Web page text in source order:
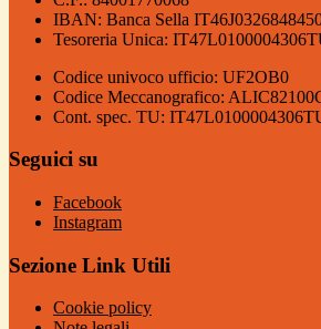
IBAN: Banca Sella
Tesoreria Unica:
Codice univoco ufficio: UF2OB0
Codice Meccanografico:
Cont. spec. TU:
Seguici su
Facebook
Instagram
Sezione Link Utili
Cookie policy